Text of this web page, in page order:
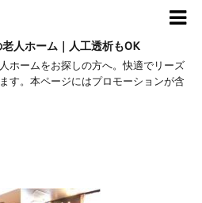
人ホーム｜人工透析もOK
ホームをお探しの方へ。快適でリーズ
す。本ページにはプロモーションが含